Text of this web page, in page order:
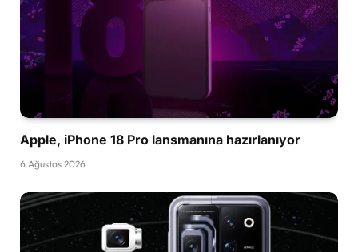
Apple, iPhone 18 Pro lansmanına hazırlanıyor
6 Ağustos 2026